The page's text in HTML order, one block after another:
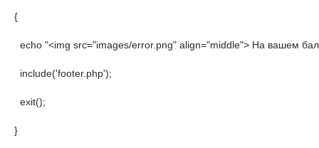
{
echo "<img src="images/error.png" align="middle"> На вашем
  include('footer.php');
  exit();
}